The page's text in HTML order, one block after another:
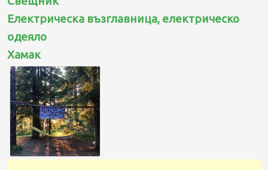
Електрическа възглавница, електрическо
одеяло
Хамак